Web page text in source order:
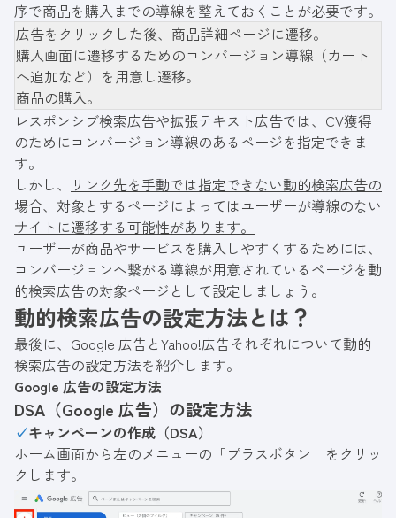
序で商品を購入までの導線を整えておくことが必要です。
広告をクリックした後、商品詳細ページに遷移。
購入画面に遷移するためのコンバージョン導線（カート
へ追加など）を用意し遷移。
商品の購入。
レスポンシブ検索広告や拡張テキスト広告では、CV獲得
のためにコンバージョン導線のあるページを指定できま
す。
しかし、
リンク先を手動では指定できない動的検索広告の
場合、対象とするページによってはユーザーが導線のない
サイトに遷移する可能性があります。
ユーザーが商品やサービスを購入しやすくするためには、
コンバージョンへ繋がる導線が用意されているページを動
的検索広告の対象ページとして設定しましょう。
動的検索広告の設定方法とは？
最後に、Google 広告とYahoo!広告それぞれについて動的
検索広告の設定方法を紹介します。
Google 広告の設定方法
DSA（Google 広告）の設定方法
✓キャンペーンの作成（DSA）
ホーム画面から左のメニューの「プラスボタン」をクリッ
クします。